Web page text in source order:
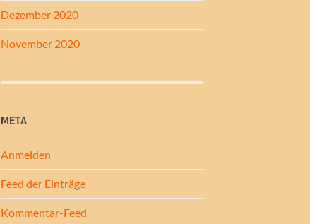
Dezember 2020
November 2020
META
Anmelden
Feed der Einträge
Kommentar-Feed